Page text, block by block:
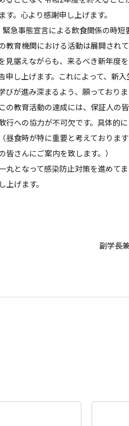
。心より感謝申し上げます。
急事態宣言による飲食関係の時
教育機関における活動は展開され
見据えながらも、来るべき新年度
申し上げます。これによって、新
びが進み深まるよう、願っておりま
の教育活動の達成には、保証人の
行への協力が不可欠です。具体的
昼食時が特に重要と考えておりま
さんにご案内を致します。）
丸となって感染防止対策を進めて
げます。
副学長